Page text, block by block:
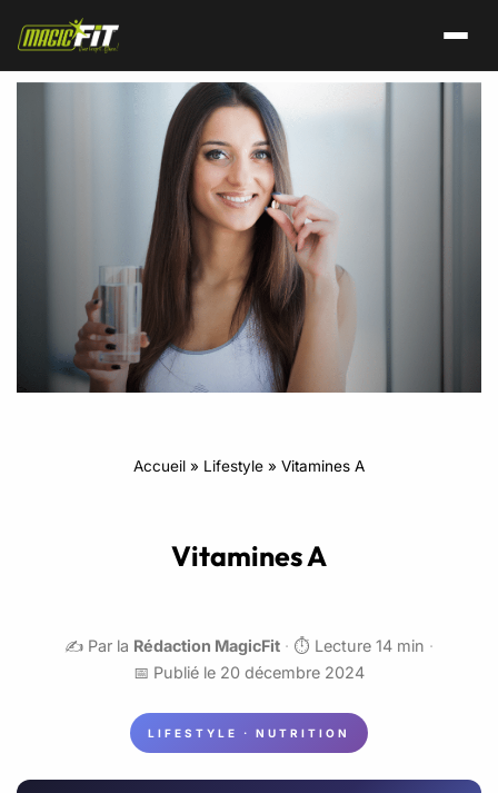
Accueil » Lifestyle » Vitamines A
Vitamines A
✍️ Par la Rédaction MagicFit · ⏱️ Lecture 14 min ·
📅 Publié le 20 décembre 2024
LIFESTYLE · NUTRITION